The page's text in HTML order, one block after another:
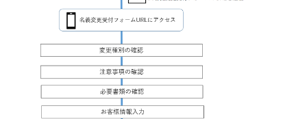
お問い合わせ
履歴・お気に入り
お知らせ サポートサイトの使い方